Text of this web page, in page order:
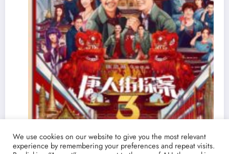
We use cookies on our website to give you the most relevant
experience by remembering your preferences and repeat visits.